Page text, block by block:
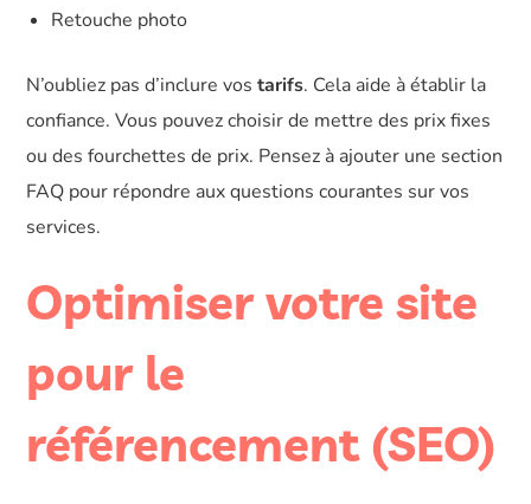
Retouche photo
N’oubliez pas d’inclure vostarifs. Cela aide à établir la
confiance. Vous pouvez choisir de mettre des prix fixes
ou des fourchettes de prix. Pensez à ajouter une section
FAQ pour répondre aux questions courantes sur vos
services.
Optimiser votre site
pour le
référencement (SEO)